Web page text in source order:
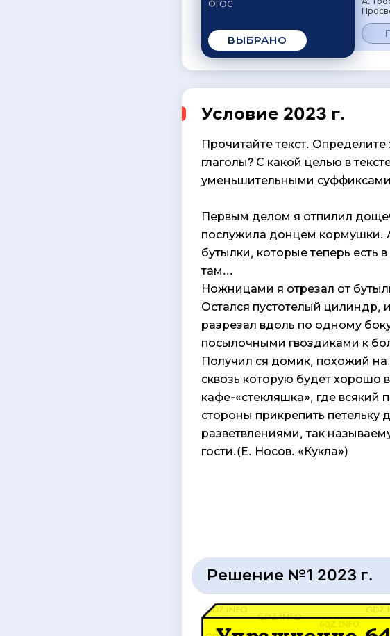
ФГОС
ВЫБРАНО
Условие 2023 г.
Прочитайте текст. Определите
глаголы? С какой целью в
уменьшительными
Первым делом я отпилил
послужила донцем кормушки.
бутылки, которые теперь
там...
Ножницами я отрезал от
Остался пустотелый цилиндр,
разрезал вдоль по одному
посылочными гвоздиками к
Получил­ ся домик, похожий
сквозь которую будет хорошо
кафе-«стекляшка», где всякий
стороны прикрепить петельку
разветвлениями, так
гости.(Е. Носов. «Кукла»)
Решение №1 2023 г.